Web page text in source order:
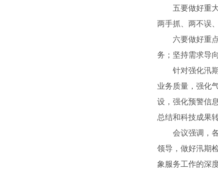
五要做好重大
两手抓、两不误
六要做好重点
务；坚持需求导
针对强化汛期
业务质量，强化
设，强化预警信
总结和科技成果
会议强调，各
领导，做好汛期
象服务工作的深